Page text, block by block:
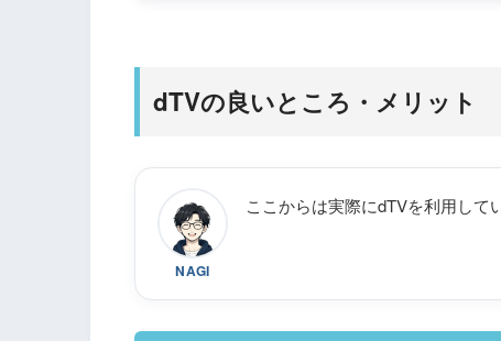
dTVの良いところ・メリット
NAGI
ここからは実際にdTVを利用して